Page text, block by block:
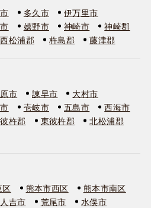
多久市
伊万里市
嬉野市 神崎市
神崎郡
西松浦郡 杵島郡 藤津郡
市 諫早市
大村市
壱岐市 五島市
西海市
杵郡 東彼杵郡
北松浦郡
区 熊本市西区
熊本市南区
人吉市 荒尾市
水俣市